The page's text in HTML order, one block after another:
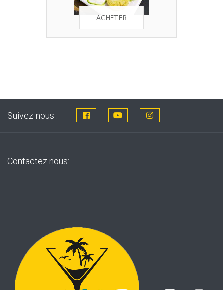
ACHETER
Suivez-nous :
Contactez nous: